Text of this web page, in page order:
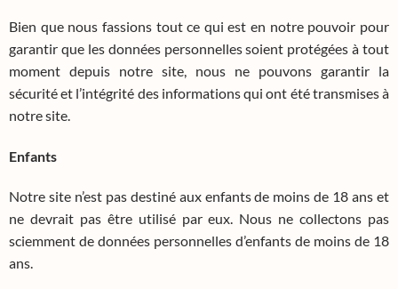
Bien que nous fassions tout ce qui est en notre pouvoir pour
garantir que les données personnelles soient protégées à tout
moment depuis notre site, nous ne pouvons garantir la
sécurité et l’intégrité des informations qui ont été transmises à
notre site.
Enfants
Notre site n’est pas destiné aux enfants de moins de 18 ans et
ne devrait pas être utilisé par eux. Nous ne collectons pas
sciemment de données personnelles d’enfants de moins de 18
ans.